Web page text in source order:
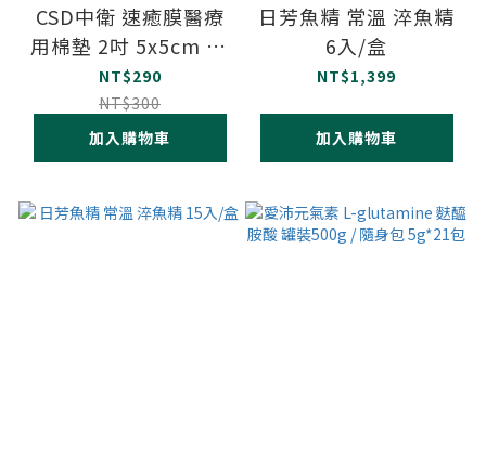
CSD中衛 速癒膜醫療
用棉墊 2吋 5x5cm 50
入/盒裝
NT$290
NT$300
加入購物車
日芳魚精 常溫 淬魚精
6入/盒
NT$1,399
加入購物車